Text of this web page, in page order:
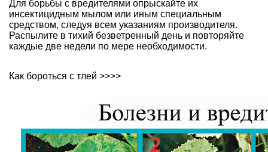
Для борьбы с вредителями опрыскайте их
инсектицидным мылом или иным специальным
средством, следуя всем указаниям производителя.
Распылите в тихий безветренный день и повторяйте
каждые две недели по мере необходимости.
Как бороться с тлей >>>>